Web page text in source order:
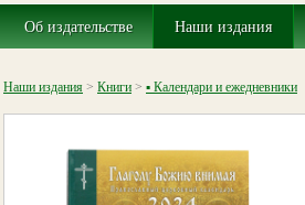
Об издательстве Наши издания
Наши издания > Книги > ▪ Календари и ежедневники